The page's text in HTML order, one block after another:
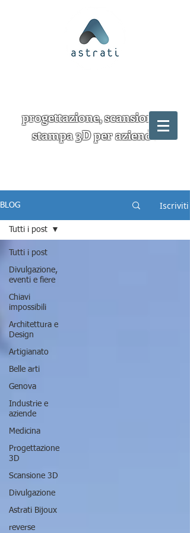
progettazione, scansione e
stampa 3D per aziende
BLOG Iscriviti
Tutti i post
Divulgazione,
eventi e fiere
Chiavi
impossibili
Architettura e
Design
Artigianato
Belle arti
Genova
Industrie e
aziende
Medicina
Progettazione
3D
Scansione 3D
Divulgazione
Astrati Bijoux
reverse
Tutti i post